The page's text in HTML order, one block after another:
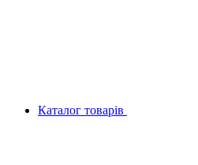
Каталог товарів